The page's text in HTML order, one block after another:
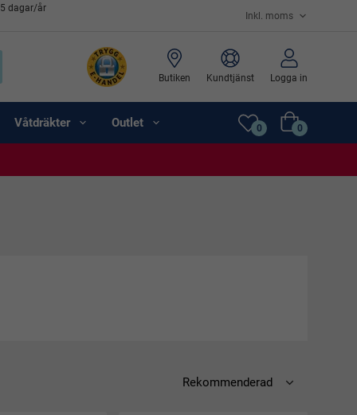
dagar/år
Butiken Kundtjänst Logga in
Våtdräkter Outlet 0 0